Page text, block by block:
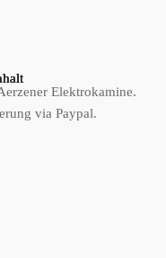
Elektrokamine.
via Paypal.